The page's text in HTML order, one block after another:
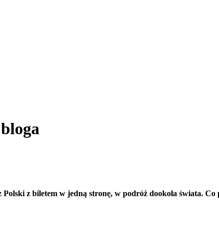
z biletem w jedną stronę, w podróż dookoła świata.